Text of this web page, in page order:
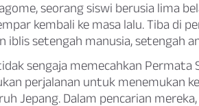
seorang siswi berusia lima
kembali ke masa lalu. Tiba di
iblis setengah manusia, setengah
sengaja memecahkan Permata
perjalanan untuk menemukan
Jepang. Dalam pencarian